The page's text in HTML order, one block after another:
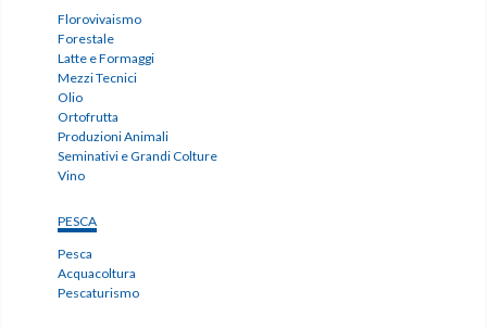
Florovivaismo
Forestale
Latte e Formaggi
Mezzi Tecnici
Olio
Ortofrutta
Produzioni Animali
Seminativi e Grandi Colture
Vino
PESCA
Pesca
Acquacoltura
Pescaturismo